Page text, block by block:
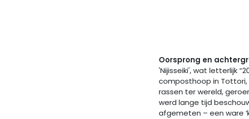
Oorsprong en
'Nijisseiki', wat letterlijk
composthoop in
rassen ter wereld,
werd lange tijd
afgemeten – een ware